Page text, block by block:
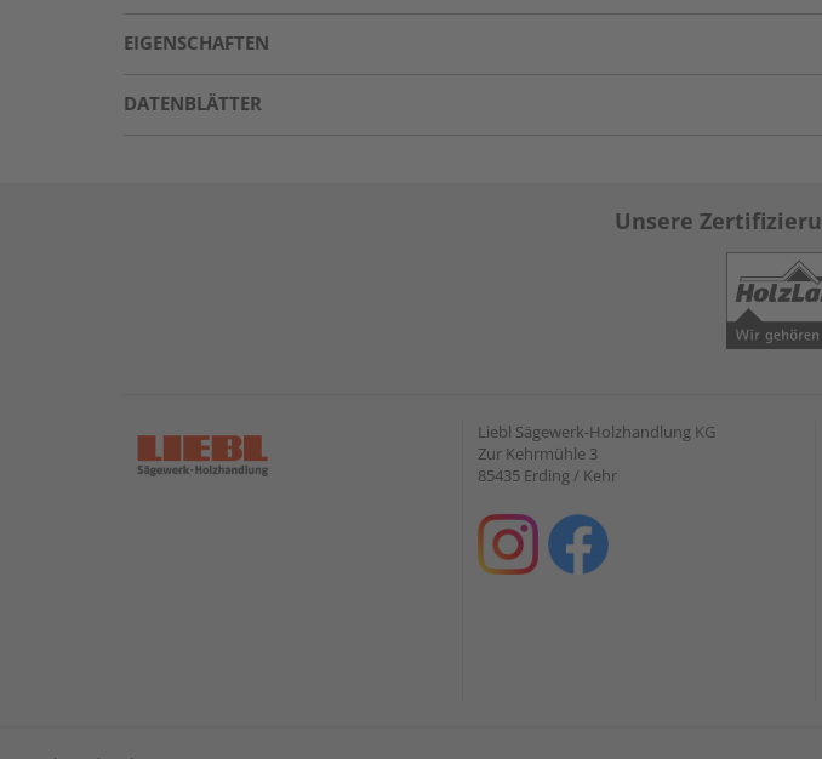
EIGENSCHAFTEN
DATENBLÄTTER
Unsere
Liebl Sägewerk-Holzhandlung KG
Zur Kehrmühle 3
85435 Erding / Kehr